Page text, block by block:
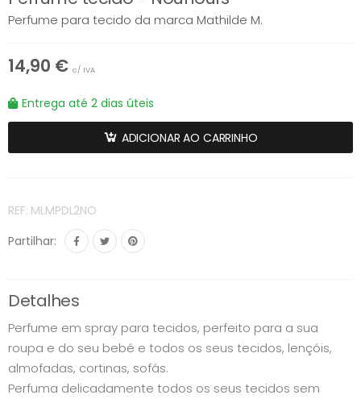
Perfume para tecido da marca Mathilde M.
14,90 € c/ IVA
Entrega até 2 dias úteis
ADICIONAR AO CARRINHO
REF: MLMPDL2NO
Partilhar:
Detalhes
Perfume em spray para tecidos, perfeito para a sua
roupa e do seu bebé e todos os seus tecidos, lençóis,
almofadas, cortinas, sofás.
Perfuma delicadamente todos os seus tecidos sem